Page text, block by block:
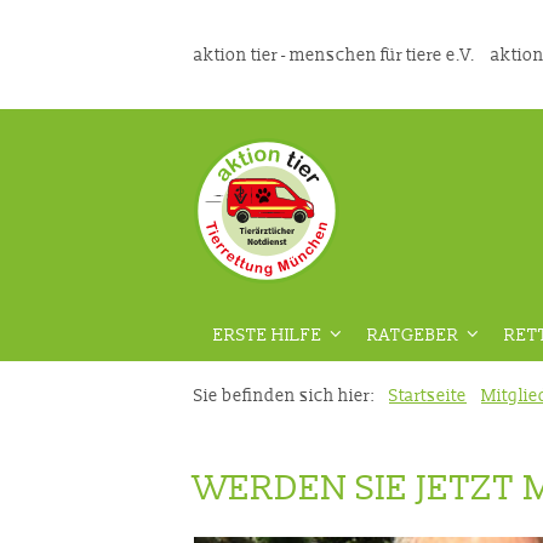
aktion tier - menschen für tiere e.V.
ERSTE HILFE
DIE RICHTIGE VORBEREITUNG
VIDEOKURS
RATGEBER
AUS DER
RATGEBER
Sie befinden sich hier: Startseite
WERDEN SIE JETZT